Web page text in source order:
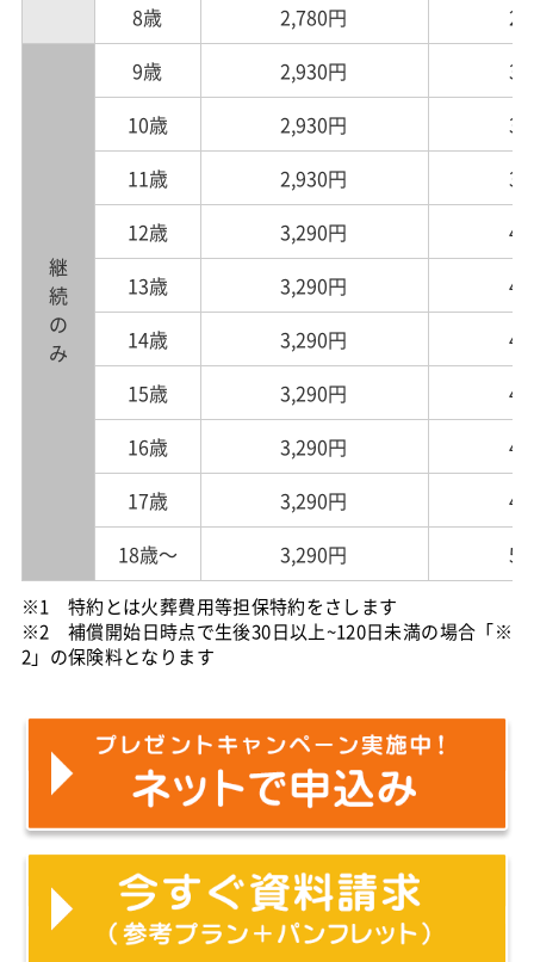
8歳
継続のみ
9歳
10歳
11歳
12歳
13歳
14歳
15歳
16歳
17歳
18歳～
2,780円
2,930円
2,930円
2,930円
3,290円
3,290円
3,290円
3,290円
3,290円
3,290円
3,290円
※1 特約とは火葬費用等担保特約をさします
※2 補償開始日時点で生後30日以上~120日未満の場合「※
2」の保険料となります